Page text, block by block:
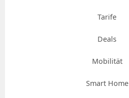
Tarife
Deals
Mobilität
Smart Home